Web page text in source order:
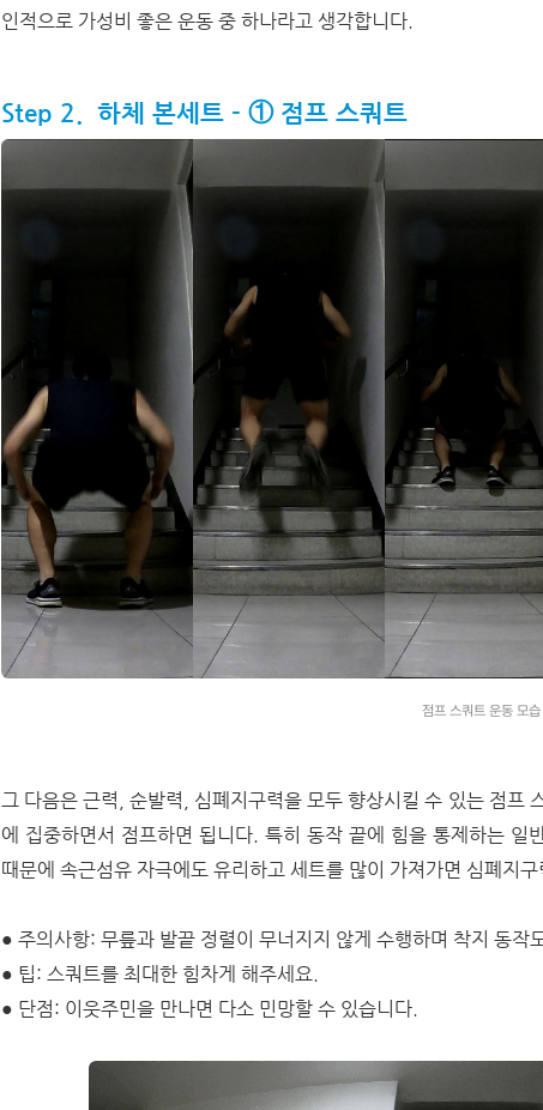
인적으로 가성비 좋은 운동 중 하나라고 생각합니다.
Step 2. 하체 본세트 - ① 점프 스쿼트
점프 스쿼트 운동 모습
그 다음은 근력, 순발력, 심폐지구력을 모두 향상시킬 수 있는 점프
에 집중하면서 점프하면 됩니다. 특히 동작 끝에 힘을 통제하는 일
때문에 속근섬유 자극에도 유리하고 세트를 많이 가져가면 심폐지
● 주의사항: 무릎과 발끝 정렬이 무너지지 않게 수행하며 착지 동작
● 팁: 스쿼트를 최대한 힘차게 해주세요.
● 단점: 이웃주민을 만나면 다소 민망할 수 있습니다.